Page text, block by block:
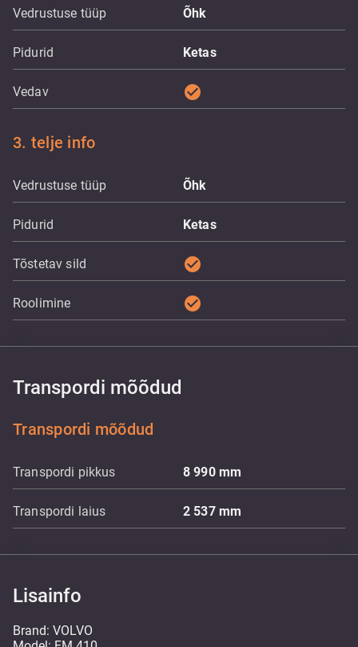
Vedrustuse tüüp Õhk
Pidurid Ketas
Vedav check_circle
3. telje info
Vedrustuse tüüp Õhk
Pidurid Ketas
Tõstetav sild check_circle
Roolimine check_circle
Transpordi mõõdud
Transpordi mõõdud
Transpordi pikkus 8 990 mm
Transpordi laius 2 537 mm
Lisainfo
Brand: VOLVO